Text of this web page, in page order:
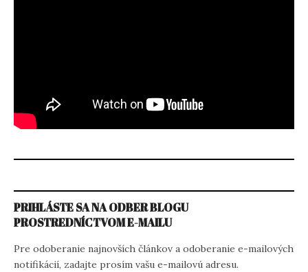
PRIHLÁSTE SA NA ODBER BLOGU
PROSTREDNÍCTVOM E-MAILU
Pre odoberanie najnovších článkov a odoberanie e-mailových
notifikácií, zadajte prosím vašu e-mailovú adresu.